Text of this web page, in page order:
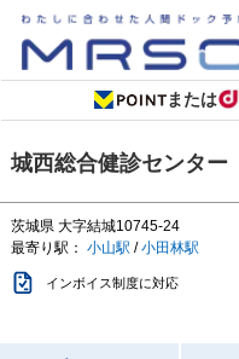
または
城西総合健診センター
茨城県 大字結城10745-24
最寄り駅： 小山駅 /小田林駅
インボイス制度に対応